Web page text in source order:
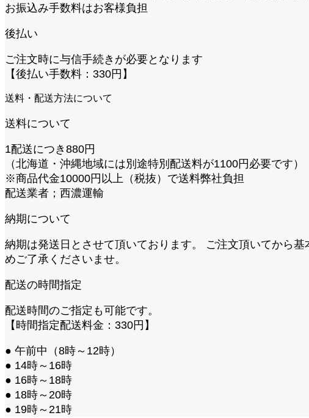
お振込み手数料はお客様負担
後払い
ご注文時に与信手続きが必要となります
【後払い手数料：330円】
送料・配送方法について
送料について
1配送につき880円
（北海道・沖縄地域には別途特別配送料が1100円必要です）
※商品代金10000円以上（税抜）で送料弊社負担
配送業者；西濃運輸
納期について
納期は発送日とさせて頂いております。 ご注文頂いてから
めご了承くださいませ。
配送の時間指定
配送時間のご指定も可能です。
【時間指定配送料金：330円】
● 午前中（8時～12時）
● 14時～16時
● 16時～18時
● 18時～20時
● 19時～21時